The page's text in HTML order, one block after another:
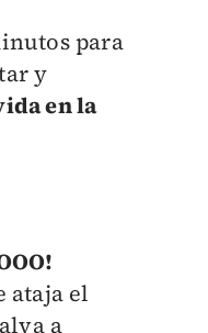
para
y
en la
ataja el
a